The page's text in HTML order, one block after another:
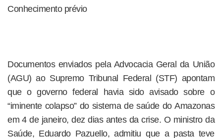
Conhecimento prévio
Documentos enviados pela Advocacia Geral da União
(AGU) ao Supremo Tribunal Federal (STF) apontam
que o governo federal havia sido avisado sobre o
“iminente colapso” do sistema de saúde do Amazonas
em 4 de janeiro, dez dias antes da crise. O ministro da
Saúde, Eduardo Pazuello, admitiu que a pasta teve